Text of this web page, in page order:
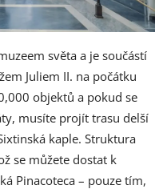
světa a je součástí
Juliem II. na počátku
objektů a pokud se
musíte projít trasu delší
kaple. Struktura
se můžete dostat k
Pinacoteca – pouze tím,